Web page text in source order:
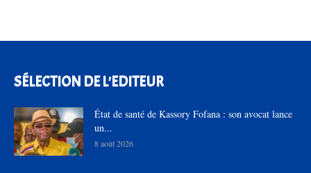
SÉLECTION DE L'EDITEUR
État de santé de Kassory Fofana : son avocat lance
un...
8 août 2026